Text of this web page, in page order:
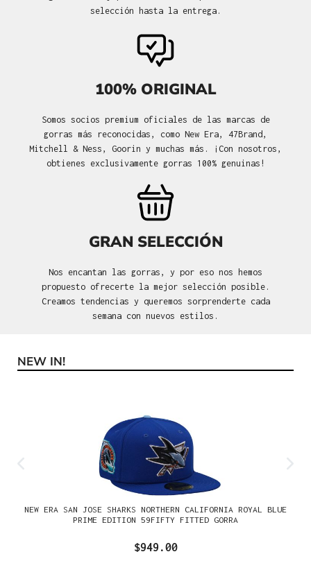
selección hasta la entrega.
100% ORIGINAL
Somos socios premium oficiales de las marcas de
gorras más reconocidas, como New Era, 47Brand,
Mitchell & Ness, Goorin y muchas más. ¡Con nosotros,
obtienes exclusivamente gorras 100% genuinas!
GRAN SELECCIÓN
Nos encantan las gorras, y por eso nos hemos
propuesto ofrecerte la mejor selección posible.
Creamos tendencias y queremos sorprenderte cada
semana con nuevos estilos.
Omitir la galería de productos
NEW IN!
NEW ERA SAN JOSE SHARKS NORTHERN CALIFORNIA ROYAL BLUE
PRIME EDITION 59FIFTY FITTED GORRA
$949.00